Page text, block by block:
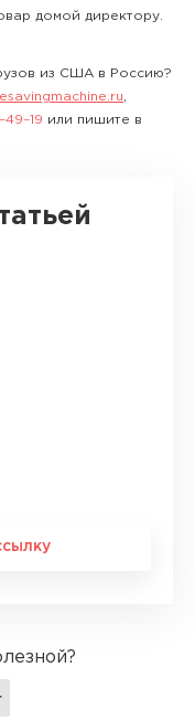
домой директору.
из США в Россию?
или пишите в